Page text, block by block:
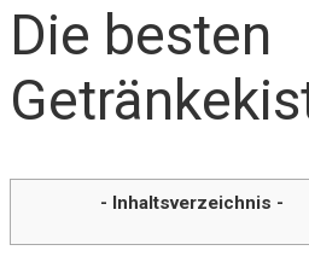
Die besten
- Inhaltsverzeichnis -